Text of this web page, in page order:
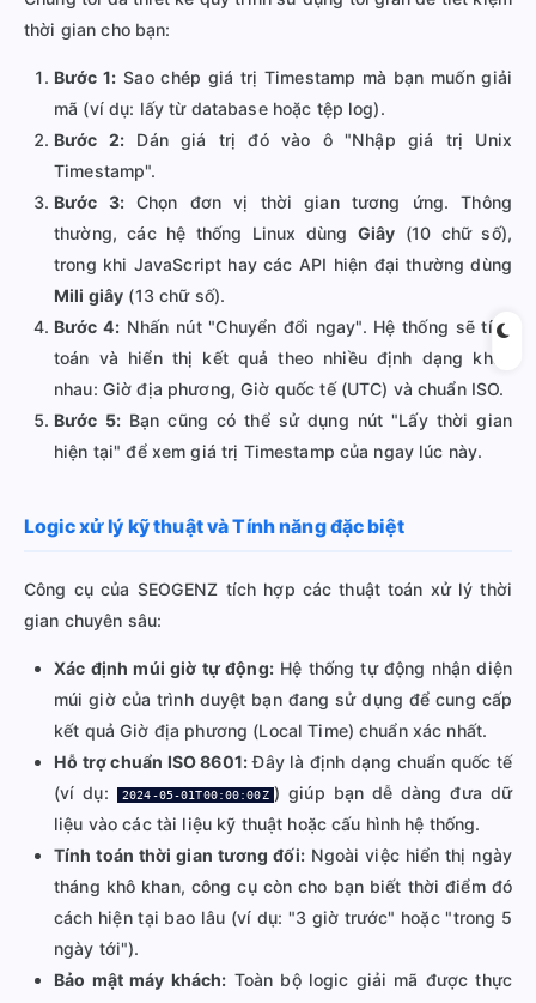
thời gian cho bạn:
Bước 1: Sao chép giá trị Timestamp mà bạn muốn giải
mã (ví dụ: lấy từ database hoặc tệp log).
Bước 2: Dán giá trị đó vào ô "Nhập giá trị Unix
Timestamp".
Bước 3:Chọn đơn vị thời gian tương ứng. Thông
thường, các hệ thống Linux dùng Giây (10 chữ số),
trong khi JavaScript hay các API hiện đại thường dùng
Mili giây (13 chữ số).
Bước 4: Nhấn nút "Chuyển đổi ngay". Hệ thống sẽ tính
toán và hiển thị kết quả theo nhiều định dạng khác
nhau: Giờ địa phương, Giờ quốc tế (UTC) và chuẩn ISO.
Bước 5:Bạn cũng có thể sử dụng nút "Lấy thời gian
hiện tại" để xem giá trị Timestamp của ngay lúc này.
Logic xử lý kỹ thuật và Tính năng đặc biệt
Công cụ của SEOGENZ tích hợp các thuật toán xử lý thời
gian chuyên sâu:
Xác định múi giờ tự động:Hệ thống tự động nhận diện
múi giờ của trình duyệt bạn đang sử dụng để cung cấp
kết quả Giờ địa phương (Local Time) chuẩn xác nhất.
Hỗ trợ chuẩn ISO 8601:Đây là định dạng chuẩn quốc tế
(ví dụ:
2024-05-01T00:00:00Z ) giúp bạn dễ dàng đưa dữ
liệu vào các tài liệu kỹ thuật hoặc cấu hình hệ thống.
Tính toán thời gian tương đối:Ngoài việc hiển thị ngày
tháng khô khan, công cụ còn cho bạn biết thời điểm đó
cách hiện tại bao lâu (ví dụ: "3 giờ trước" hoặc "trong 5
ngày tới").
Bảo mật máy khách: Toàn bộ logic giải mã được thực